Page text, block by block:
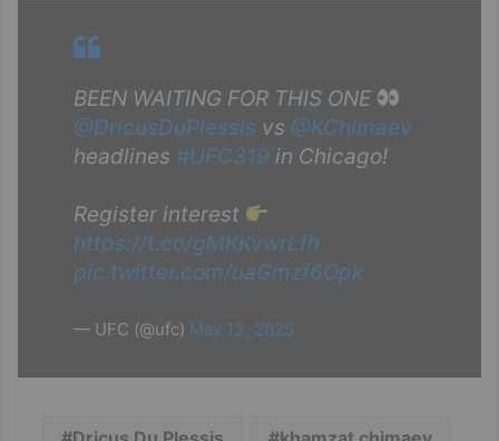
BEEN WAITING FOR THIS ONE
@DricusDuPlessis vs @KChimaev
headlines #UFC319 in Chicago!
Register interest
https://t.co/gMKKvwrLfh
pic.twitter.com/uaGmzf6Opk
— UFC (@ufc) May 13, 2025